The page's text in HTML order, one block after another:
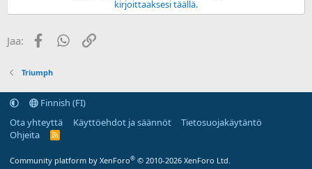
kirjoittaaksesi täällä.
Jaa: FacebookWhatsApp
Linkki
Triumph
Finnish (FI)
Ota yhteyttä
Käyttöehdot ja säännöt
Tietosuojakäytäntö
Ohjeita
R
Community platform by XenForo® © 2010-2026 XenForo Ltd.